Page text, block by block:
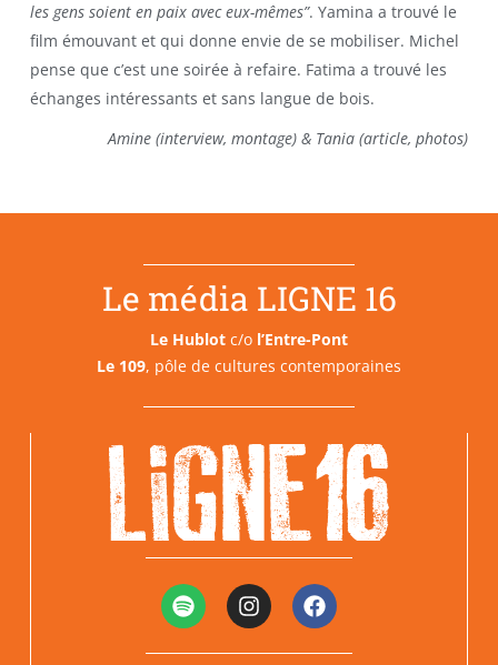
les gens soient en paix avec eux-mêmes”. Yamina a trouvé le
film émouvant et qui donne envie de se mobiliser. Michel
pense que c’est une soirée à refaire. Fatima a trouvé les
échanges intéressants et sans langue de bois.
Amine (interview, montage) & Tania (article, photos)
Le média LIGNE 16
Le Hublot c/o l’Entre-Pont
Le 109, pôle de cultures contemporaines